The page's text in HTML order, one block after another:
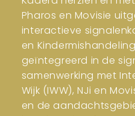
Pharos en Movisie
interactieve
en
geïntegreerd in de
samenwerking met
Wijk (IWW), NJi en
en de